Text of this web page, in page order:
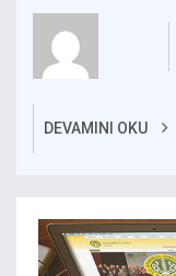
DEVAMINI OKU